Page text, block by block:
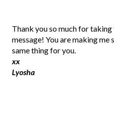
P
o
s
t
a
Thank you so much for taking
message! You are making
same thing for you.
xx
Lyosha